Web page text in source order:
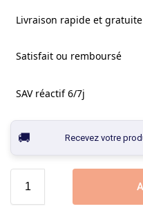
Livraison rapide et gratuite
Satisfait ou remboursé
SAV réactif 6/7j
Recevez votre